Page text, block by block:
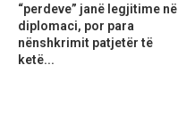
“perdeve” janë legjitime në
diplomaci, por para
nënshkrimit patjetër të
ketë...